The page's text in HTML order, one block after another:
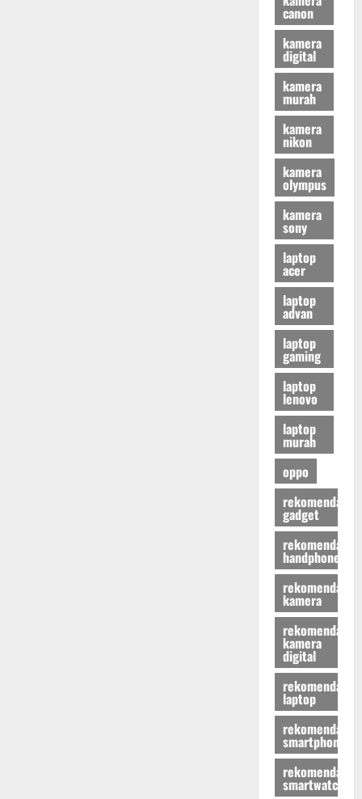
canon
kamera
digital
kamera
murah
kamera
nikon
kamera
olympus
kamera
sony
laptop
acer
laptop
advan
laptop
gaming
laptop
lenovo
laptop
murah
oppo
rekomendasi
gadget
rekomendasi
handphone
rekomendasi
kamera
rekomendasi
kamera
digital
rekomendasi
laptop
rekomendasi
smartphone
rekomendasi
smartwatch